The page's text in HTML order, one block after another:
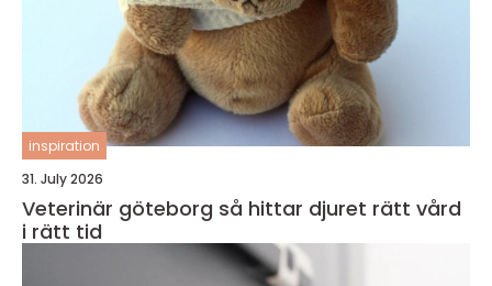
inspiration
31. July 2026
Veterinär göteborg så hittar djuret rätt vård
i rätt tid